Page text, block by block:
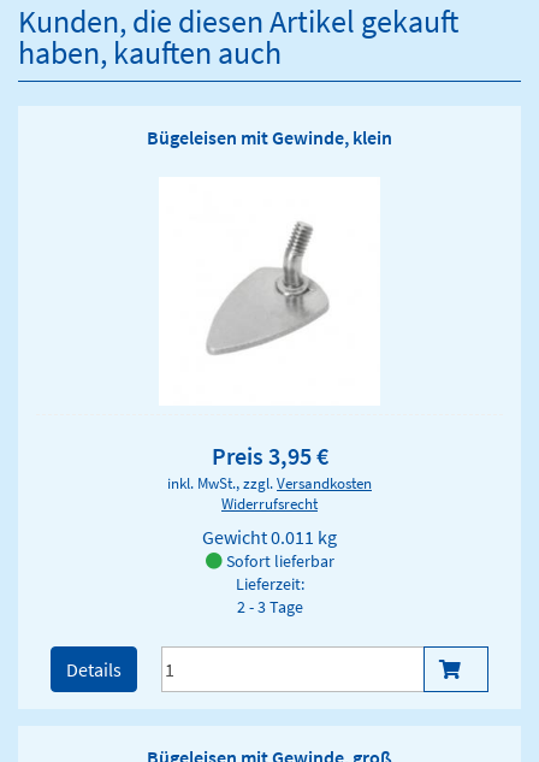
Kunden, die diesen Artikel gekauft
haben, kauften auch
Bügeleisen mit Gewinde, klein
Preis 3,95 €
inkl. MwSt., zzgl.Versandkosten
Widerrufsrecht
Gewicht0.011 kg
Sofort lieferbar
Lieferzeit:
2 - 3 Tage
Details